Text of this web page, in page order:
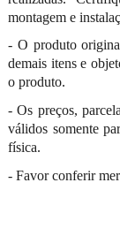
montagem e
- O produto
demais itens e
o produto.
- Os preços,
válidos somente
física.
- Favor conferir